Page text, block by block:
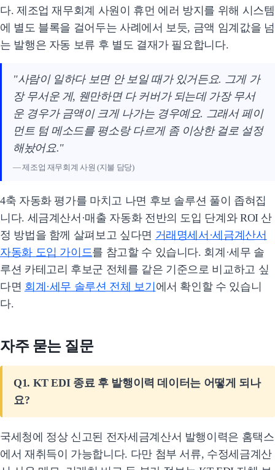
다. 제조업 재무회계 사원이 휴먼 에러 방지를 위해 시스템
에 별도 블록을 걸어두는 사례에서 보듯, 금액 임계값을 넘
는 발행은 자동 보류 후 별도 결재가 필요합니다.
"사람이 일하다 보면 안 보일 때가 있거든요. 그게 가
장 무서운 게, 웬만하면 다 커버가 되는데 가장 무서
운 경우가 금액이 크게 나가는 경우예요. 그래서 페이
먼트 텀 메소드를 평소랑 다르게 좀 이상한 걸로 설정
해놨어요."
— 제조업 재무회계 사원 (지불 담당)
4축 자동화 평가를 마치고 나면 후보 솔루션 풀이 좁혀집
니다. 세금계산서·매출 자동화 전반의 도입 단계와 ROI 산
정 방법을 함께 살펴보고 싶다면 거래명세서·세금계산서
자동화 도입 가이드를 참고할 수 있습니다. 회계·세무 솔
루션 카테고리 후보군 전체를 같은 기준으로 비교하고 싶
다면 회계·세무 솔루션 전체 보기 에서 확인할 수 있습니
다.
자주 묻는 질문
Q1. KT EDI 종료 후 발행이력 데이터는 어떻게 되나
요?
국세청에 정상 신고된 전자세금계산서 발행이력은 홈택스
에서 재취득이 가능합니다. 다만 첨부 서류, 수정세금계산